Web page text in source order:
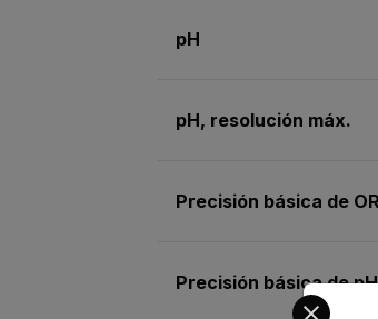
pH
pH, resolución máx.
Precisión básica de
Precisión básica de pH
Select